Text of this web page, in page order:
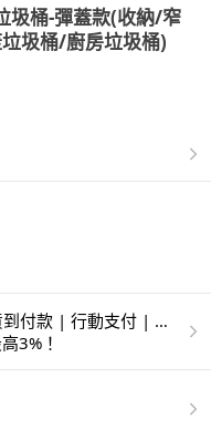
圾桶-彈蓋款(收納/窄
圾桶/廚房垃圾桶)
付款 | 行動支付 | 超
3%！